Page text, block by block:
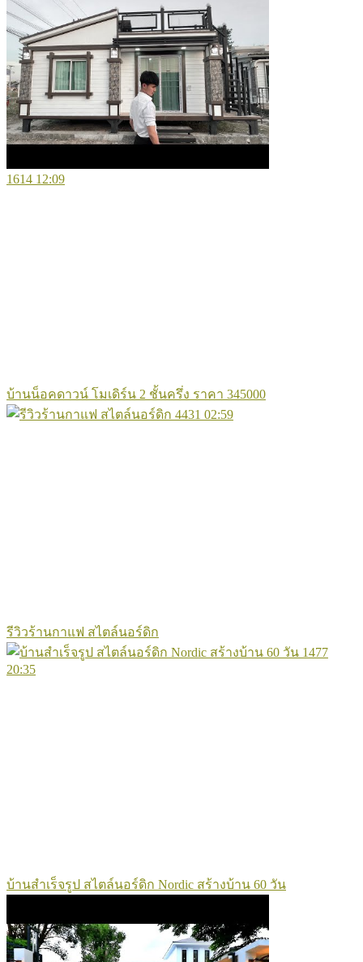
1614 12:09
บ้านน็อคดาวน์ โมเดิร์น 2 ชั้นครึ่ง ราคา 345000
4431 02:59
รีวิวร้านกาแฟ สไตล์นอร์ดิก
1477
20:35
บ้านสำเร็จรูป สไตล์นอร์ดิก Nordic สร้างบ้าน 60 วัน